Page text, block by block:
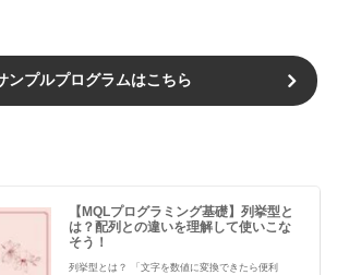
ンプルプログラムはこちら
【MQLプログラミング基礎】列挙型と
は？配列との違いを理解して使いこな
そう！
列挙型とは？ 「文字を数値に変換できたら便利